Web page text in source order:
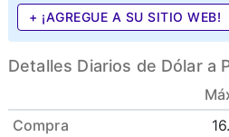
+ ¡AGREGUE A SU SITIO WEB!
Detalles Diarios de Dólar a
Compra